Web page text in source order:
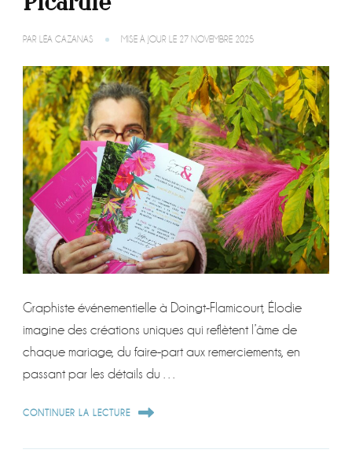
PAR LÉA CAZANAS MISE À JOUR LE 27 NOVEMBRE 2025
Graphiste événementielle à Doingt-Flamicourt, Élodie
imagine des créations uniques qui reflètent l’âme de
chaque mariage, du faire-part aux remerciements, en
passant par les détails du …
CONTINUER LA LECTURE